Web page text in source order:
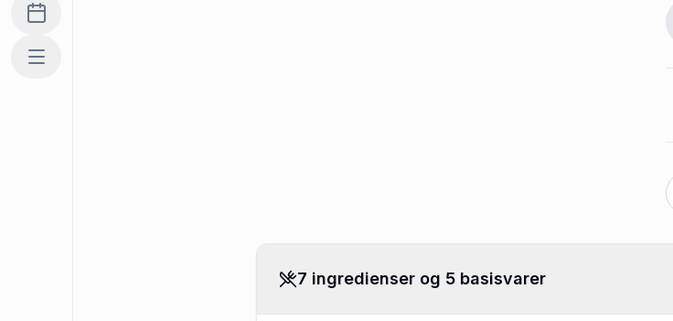
Madplan
Mere
7 ingredienser og 5 basisvarer